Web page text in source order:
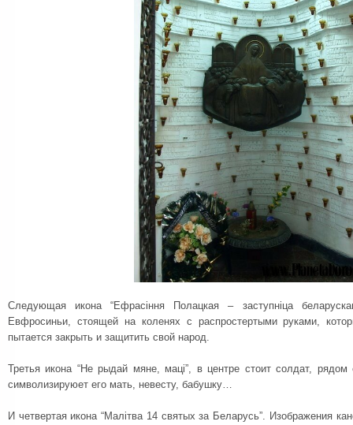
Следующая икона “Ефрасiння Полацкая – заступнiца
Евфросиньи, стоящей на коленях с распростертыми руками,
пытается закрыть и защитить свой народ.
Третья икона “Не рыдай мяне, мацi”, в центре стоит солдат,
символизируюет его мать, невесту, бабушку…
И четвертая икона “Малiтва 14 святых за Беларусь”. Изображения